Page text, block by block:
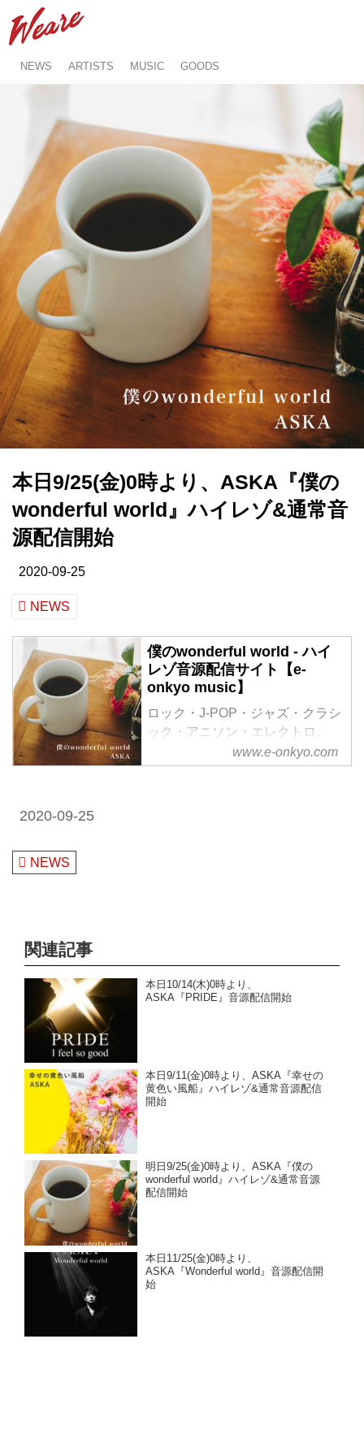
NEWS ARTISTS MUSIC GOODS
本日9/25(金)0時より、ASKA『僕の
wonderful world』ハイレゾ&通常音
源配信開始
2020-09-25
NEWS
僕のwonderful world - ハイ
レゾ音源配信サイト【e-
onkyo music】
ロック・J-POP・ジャズ・クラシ
ック・アニソン・エレクトロ。
様々なジャンルをハイレゾで配信
中。WAV・flac・DSDなど各種フ
www.e-onkyo.com
2020-09-25
NEWS
関連記事
本日10/14(木)0時より、
ASKA『PRIDE』音源配信開始
本日9/11(金)0時より、ASKA『幸せの
黄色い風船』ハイレゾ&通常音源配信
開始
明日9/25(金)0時より、ASKA『僕の
wonderful world』ハイレゾ&通常音源
配信開始
本日11/25(金)0時より、
ASKA『Wonderful world』音源配信開
始